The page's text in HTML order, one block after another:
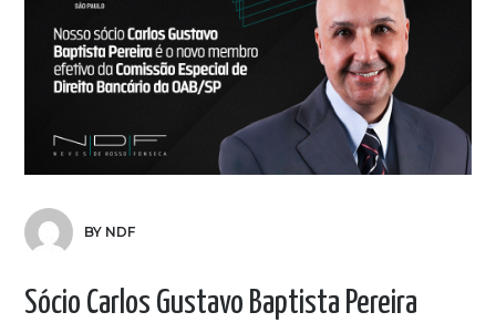
BY NDF
Sócio Carlos Gustavo Baptista Pereira